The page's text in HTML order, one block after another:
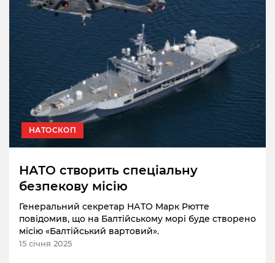
НАТОСКОП
НАТО створить спеціальну
безпекову місію
Генеральний секретар НАТО Марк Рютте
повідомив, що на Балтійському морі буде створено
місію «Балтійський вартовий».
15 січня 2025